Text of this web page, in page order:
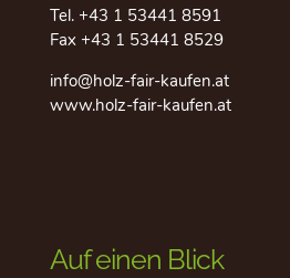
Tel. +43 1 53441 8591
Fax +43 1 53441 8529
info@holz-fair-kaufen.at
www.holz-fair-kaufen.at
Auf einen Blick